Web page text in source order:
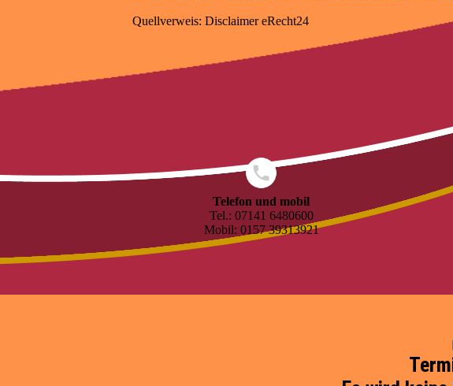
Quellverweis: Disclaimer eRecht24
Telefon und mobil
Tel.: 07141 6480600
Mobil: 0157 39313921